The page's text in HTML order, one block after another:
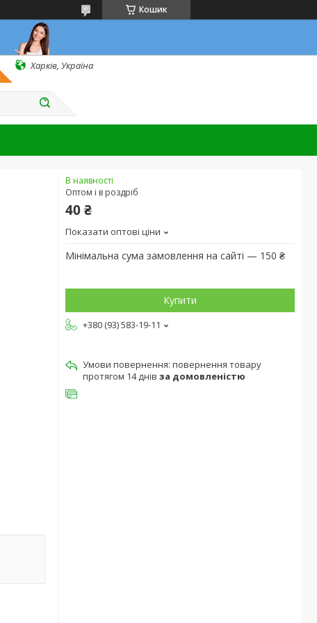
Кошик
Харків, Україна
В наявності
Оптом і в роздріб
40 ₴
Показати оптові ціни
Мінімальна сума замовлення на сайті — 150 ₴
Купити
+380 (93) 583-19-11
повернення товару
протягом 14 днів за домовленістю